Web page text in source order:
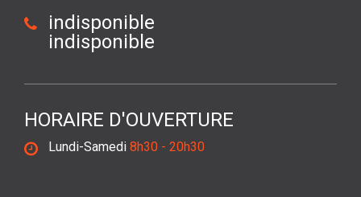
indisponible
indisponible
HORAIRE D'OUVERTURE
Lundi-Samedi 8h30 - 20h30